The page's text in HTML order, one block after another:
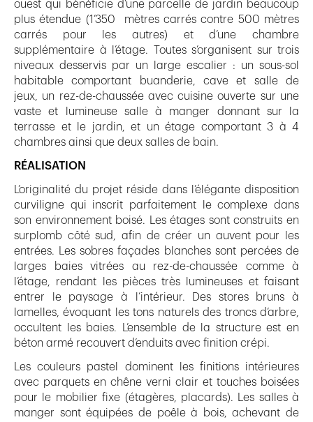
ouest qui bénéficie d’une parcelle de jardin beaucoup
plus étendue (1’350 mètres carrés contre 500 mètres
carrés pour les autres) et d’une chambre
supplémentaire à l’étage. Toutes s’organisent sur trois
niveaux desservis par un large escalier : un sous-sol
habitable comportant buanderie, cave et salle de
jeux, un rez-de-chaussée avec cuisine ouverte sur une
vaste et lumineuse salle à manger donnant sur la
terrasse et le jardin, et un étage comportant 3 à 4
chambres ainsi que deux salles de bain.
RÉALISATION
L’originalité du projet réside dans l’élégante disposition
curviligne qui inscrit parfaitement le complexe dans
son environnement boisé. Les étages sont construits en
surplomb côté sud, afin de créer un auvent pour les
entrées. Les sobres façades blanches sont percées de
larges baies vitrées au rez-de-chaussée comme à
l’étage, rendant les pièces très lumineuses et faisant
entrer le paysage à l’intérieur. Des stores bruns à
lamelles, évoquant les tons naturels des troncs d’arbre,
occultent les baies. L’ensemble de la structure est en
béton armé recouvert d’enduits avec finition crépi.
Les couleurs pastel dominent les finitions intérieures
avec parquets en chêne verni clair et touches boisées
pour le mobilier fixe (étagères, placards). Les salles à
manger sont équipées de poêle à bois, achevant de